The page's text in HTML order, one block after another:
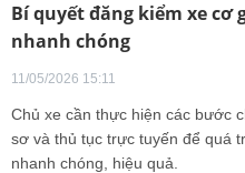
Bí quyết đăng kiểm xe cơ
nhanh chóng
11/05/2026 15:11
Chủ xe cần thực hiện các bước
sơ và thủ tục trực tuyến để quá
nhanh chóng, hiệu quả.